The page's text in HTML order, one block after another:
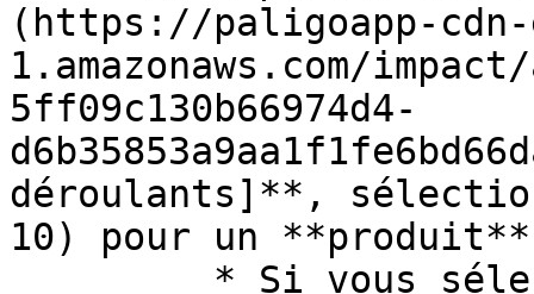
(https://paligoapp-cdn-
1.amazonaws.com/
5ff09c130b66974d4-
déroulants]**,
10) pour un